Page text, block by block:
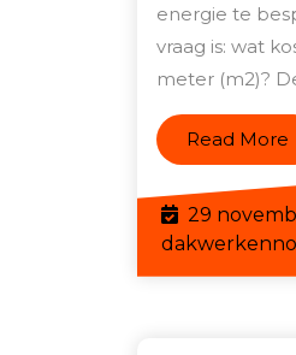
energie te
vraag is: wat
meter (m2)?
Read More
29